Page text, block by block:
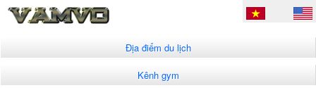
Địa điểm du lịch
Kênh gym